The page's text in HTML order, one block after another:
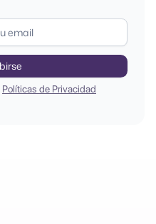
Políticas de Privacidad